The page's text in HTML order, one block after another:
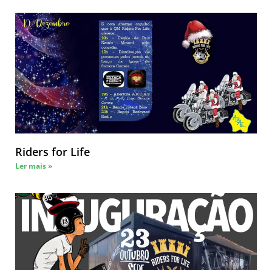
Riders for Life
Ler mais »